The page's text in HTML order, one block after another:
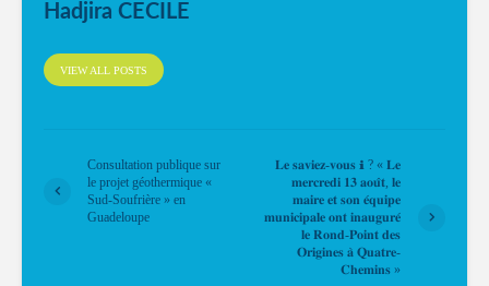
Hadjira CECILE
VIEW ALL POSTS
Consultation publique sur
le projet géothermique «
Sud-Soufrière » en
Guadeloupe
𝐋𝐞 𝐬𝐚𝐯𝐢𝐞𝐳-𝐯𝐨𝐮𝐬 ℹ ? « 𝐋𝐞
𝐦𝐞𝐫𝐜𝐫𝐞𝐝𝐢 𝟏𝟑 𝐚𝐨𝐮̂𝐭, 𝐥𝐞
𝐦𝐚𝐢𝐫𝐞 𝐞𝐭 𝐬𝐨𝐧 𝐞́𝐪𝐮𝐢𝐩𝐞
𝐦𝐮𝐧𝐢𝐜𝐢𝐩𝐚𝐥𝐞 𝐨𝐧𝐭 𝐢𝐧𝐚𝐮𝐠𝐮𝐫𝐞́
𝐥𝐞 𝐑𝐨𝐧𝐝-𝐏𝐨𝐢𝐧𝐭 𝐝𝐞𝐬
𝐎𝐫𝐢𝐠𝐢𝐧𝐞𝐬 𝐚̀ 𝐐𝐮𝐚𝐭𝐫𝐞-
𝐂𝐡𝐞𝐦𝐢𝐧𝐬 »